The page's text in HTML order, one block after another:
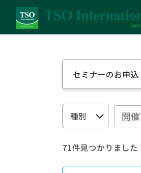
セミナーのお申
71件見つかりました